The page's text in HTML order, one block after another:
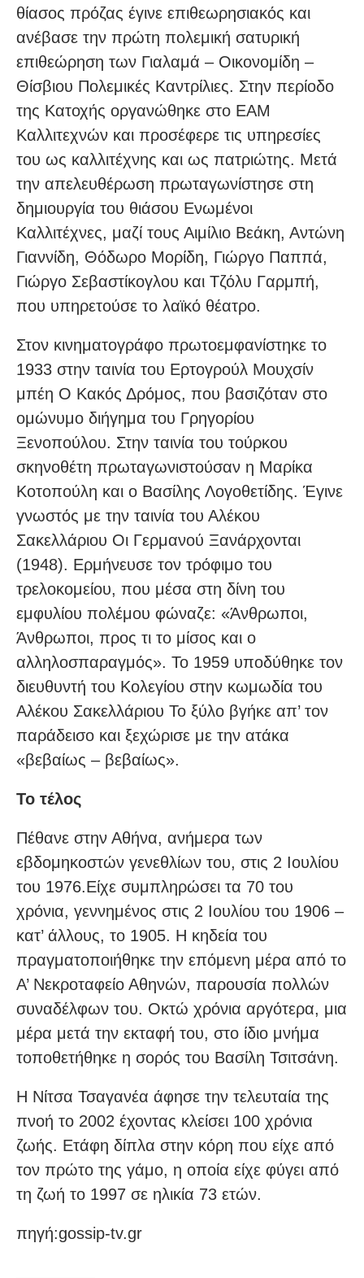
θίασος πρόζας έγινε επιθεωρησιακός και
ανέβασε την πρώτη πολεμική σατυρική
επιθεώρηση των Γιαλαμά – Οικονομίδη –
Θίσβιου Πολεμικές Καντρίλιες. Στην περίοδο
της Κατοχής οργανώθηκε στο ΕΑΜ
Καλλιτεχνών και προσέφερε τις υπηρεσίες
του ως καλλιτέχνης και ως πατριώτης. Μετά
την απελευθέρωση πρωταγωνίστησε στη
δημιουργία του θιάσου Ενωμένοι
Καλλιτέχνες, μαζί τους Αιμίλιο Βεάκη, Αντώνη
Γιαννίδη, Θόδωρο Μορίδη, Γιώργο Παππά,
Γιώργο Σεβαστίκογλου και Τζόλυ Γαρμπή,
που υπηρετούσε το λαϊκό θέατρο.
Στον κινηματογράφο πρωτοεμφανίστηκε το
1933 στην ταινία του Ερτογρούλ Μουχσίν
μπέη Ο Κακός Δρόμος, που βασιζόταν στο
ομώνυμο διήγημα του Γρηγορίου
Ξενοπούλου. Στην ταινία του τούρκου
σκηνοθέτη πρωταγωνιστούσαν η Μαρίκα
Κοτοπούλη και ο Βασίλης Λογοθετίδης. Έγινε
γνωστός με την ταινία του Αλέκου
Σακελλάριου Οι Γερμανού Ξανάρχονται
(1948). Ερμήνευσε τον τρόφιμο του
τρελοκομείου, που μέσα στη δίνη του
εμφυλίου πολέμου φώναζε: «Άνθρωποι,
Άνθρωποι, προς τι το μίσος και ο
αλληλοσπαραγμός». Το 1959 υποδύθηκε τον
διευθυντή του Κολεγίου στην κωμωδία του
Αλέκου Σακελλάριου Το ξύλο βγήκε απ’ τον
παράδεισο και ξεχώρισε με την ατάκα
«βεβαίως – βεβαίως».
Το τέλος
Πέθανε στην Αθήνα, ανήμερα των
εβδομηκοστών γενεθλίων του, στις 2 Ιουλίου
του 1976.Είχε συμπληρώσει τα 70 του
χρόνια, γεννημένος στις 2 Ιουλίου του 1906 –
κατ’ άλλους, το 1905. Η κηδεία του
πραγματοποιήθηκε την επόμενη μέρα από το
Α’ Νεκροταφείο Αθηνών, παρουσία πολλών
συναδέλφων του. Οκτώ χρόνια αργότερα, μια
μέρα μετά την εκταφή του, στο ίδιο μνήμα
τοποθετήθηκε η σορός του Βασίλη Τσιτσάνη.
Η Νίτσα Τσαγανέα άφησε την τελευταία της
πνοή το 2002 έχοντας κλείσει 100 χρόνια
ζωής. Ετάφη δίπλα στην κόρη που είχε από
τον πρώτο της γάμο, η οποία είχε φύγει από
τη ζωή το 1997 σε ηλικία 73 ετών.
πηγή:gossip-tv.gr